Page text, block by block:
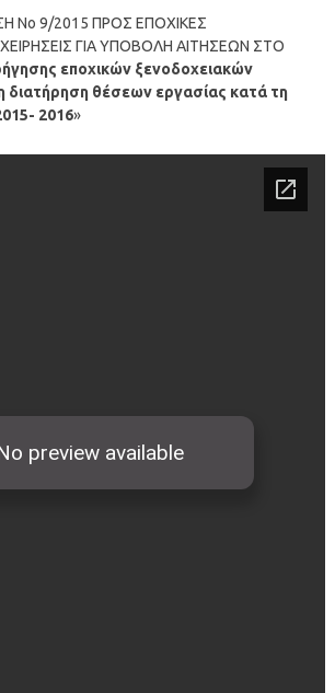
Νο 9/2015 ΠΡΟΣ ΕΠΟΧΙΚΕΣ
ΓΙΑ ΥΠΟΒΟΛΗ ΑΙΤΗΣΕΩΝ ΣΤΟ
εποχικών ξενοδοχειακών
διατήρηση θέσεων εργασίας κατά τη
2016»